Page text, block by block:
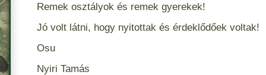
Remek osztályok és remek gyerekek!
Jó volt látni, hogy nyitottak és érdeklődőek voltak!
Osu
Nyiri Tamás